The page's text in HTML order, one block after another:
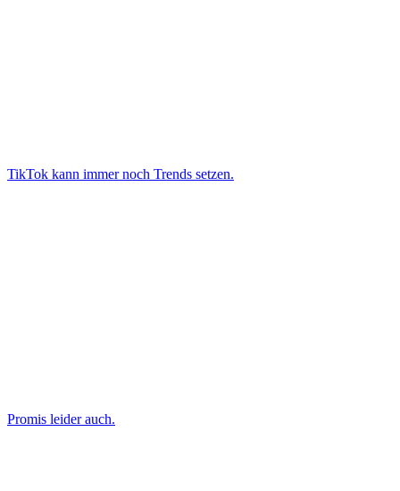
TikTok kann immer noch Trends setzen.
Promis leider auch.